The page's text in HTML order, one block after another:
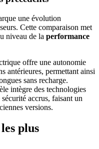
une évolution
Cette comparaison met
niveau de la performance
offre une autonomie
antérieures, permettant ainsi
sans recharge.
intègre des technologies
accrus, faisant un
versions.
plus